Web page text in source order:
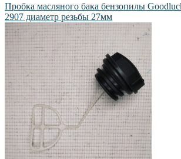
Пробка масляного бака бензопилы
2907 диаметр резьбы 27мм